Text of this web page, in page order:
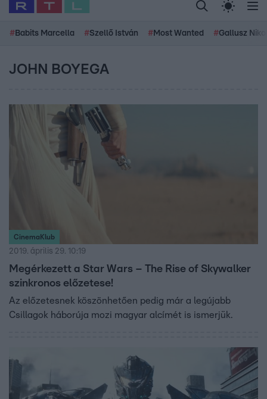
# Babits Marcella #Szellő István # Most Wanted #Gallusz
JOHN BOYEGA
CinemaKlub
2019. április 29. 10:19
Megérkezett a Star Wars – The Rise of Skywalker
szinkronos előzetese!
Az előzetesnek köszönhetően pedig már a legújabb
Csillagok háborúja mozi magyar alcímét is ismerjük.